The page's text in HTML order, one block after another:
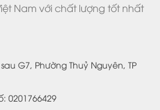
Nam với chất lượng tốt nhất
G7, Phường Thuỷ Nguyên, TP
0201766429